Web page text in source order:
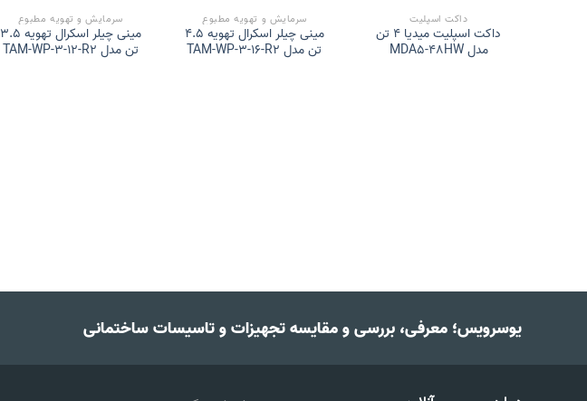
داکت اسپلیت
داکت اسپلیت میدیا 4 تن
مدل MDA5-48HW
سرمایش و تهویه مطبوع
مینی چیلر اسکرال تهویه 4.5
تن مدل TAM-WP-3-16-R2
سرمایش و تهویه مطبوع
مینی چیلر اسکرال تهویه 3.5
تن مدل TAM-WP-3-12-R2
یوسرویس؛ معرفی، بررسی و مقایسه تجهیزات و تاسیسات ساختمانی